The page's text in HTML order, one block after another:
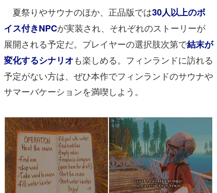
夏祭りやサウナのほか、正品版では30人以上のボ
イス付きNPCが実装され、それぞれのストーリーが
展開される予定だ。プレイヤーの選択肢次第で結末が
変化するシナリオも楽しめる。フィンランドに訪れる
予定がない方は、ぜひ本作でフィンランドのサウナや
サマーバケーションを満喫しよう。